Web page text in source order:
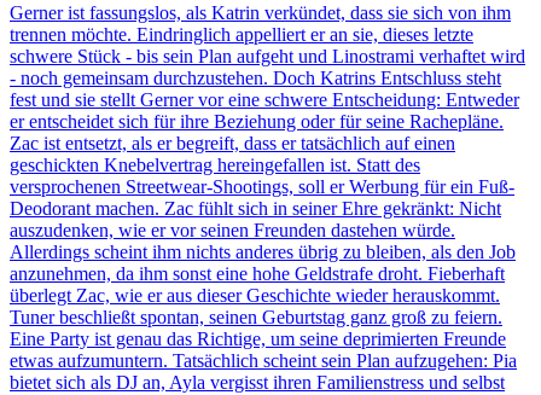
Gerner ist fassungslos, als Katrin verkündet, dass sie sich von ihm
trennen möchte. Eindringlich appelliert er an sie, dieses letzte
schwere Stück - bis sein Plan aufgeht und Linostrami verhaftet wird
- noch gemeinsam durchzustehen. Doch Katrins Entschluss steht
fest und sie stellt Gerner vor eine schwere Entscheidung: Entweder
er entscheidet sich für ihre Beziehung oder für seine Rachepläne.
Zac ist entsetzt, als er begreift, dass er tatsächlich auf einen
geschickten Knebelvertrag hereingefallen ist. Statt des
versprochenen Streetwear-Shootings, soll er Werbung für ein Fuß-
Deodorant machen. Zac fühlt sich in seiner Ehre gekränkt: Nicht
auszudenken, wie er vor seinen Freunden dastehen würde.
Allerdings scheint ihm nichts anderes übrig zu bleiben, als den Job
anzunehmen, da ihm sonst eine hohe Geldstrafe droht. Fieberhaft
überlegt Zac, wie er aus dieser Geschichte wieder herauskommt.
Tuner beschließt spontan, seinen Geburtstag ganz groß zu feiern.
Eine Party ist genau das Richtige, um seine deprimierten Freunde
etwas aufzumuntern. Tatsächlich scheint sein Plan aufzugehen: Pia
bietet sich als DJ an, Ayla vergisst ihren Familienstress und selbst